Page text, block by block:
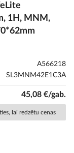
1H, MNM,
A566218
SL3MNM42E1C3A
45,08 €/gab.
lai redzētu cenas